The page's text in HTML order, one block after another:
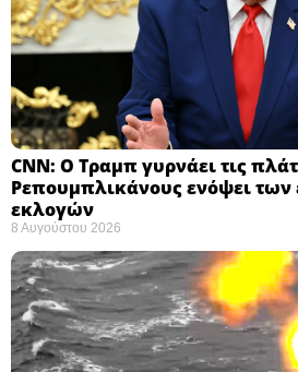
CNN: Ο Τραμπ γυρνάει τις
Ρεπουμπλικάνους ενόψει των
εκλογών ​
8 Αυγούστου 2026